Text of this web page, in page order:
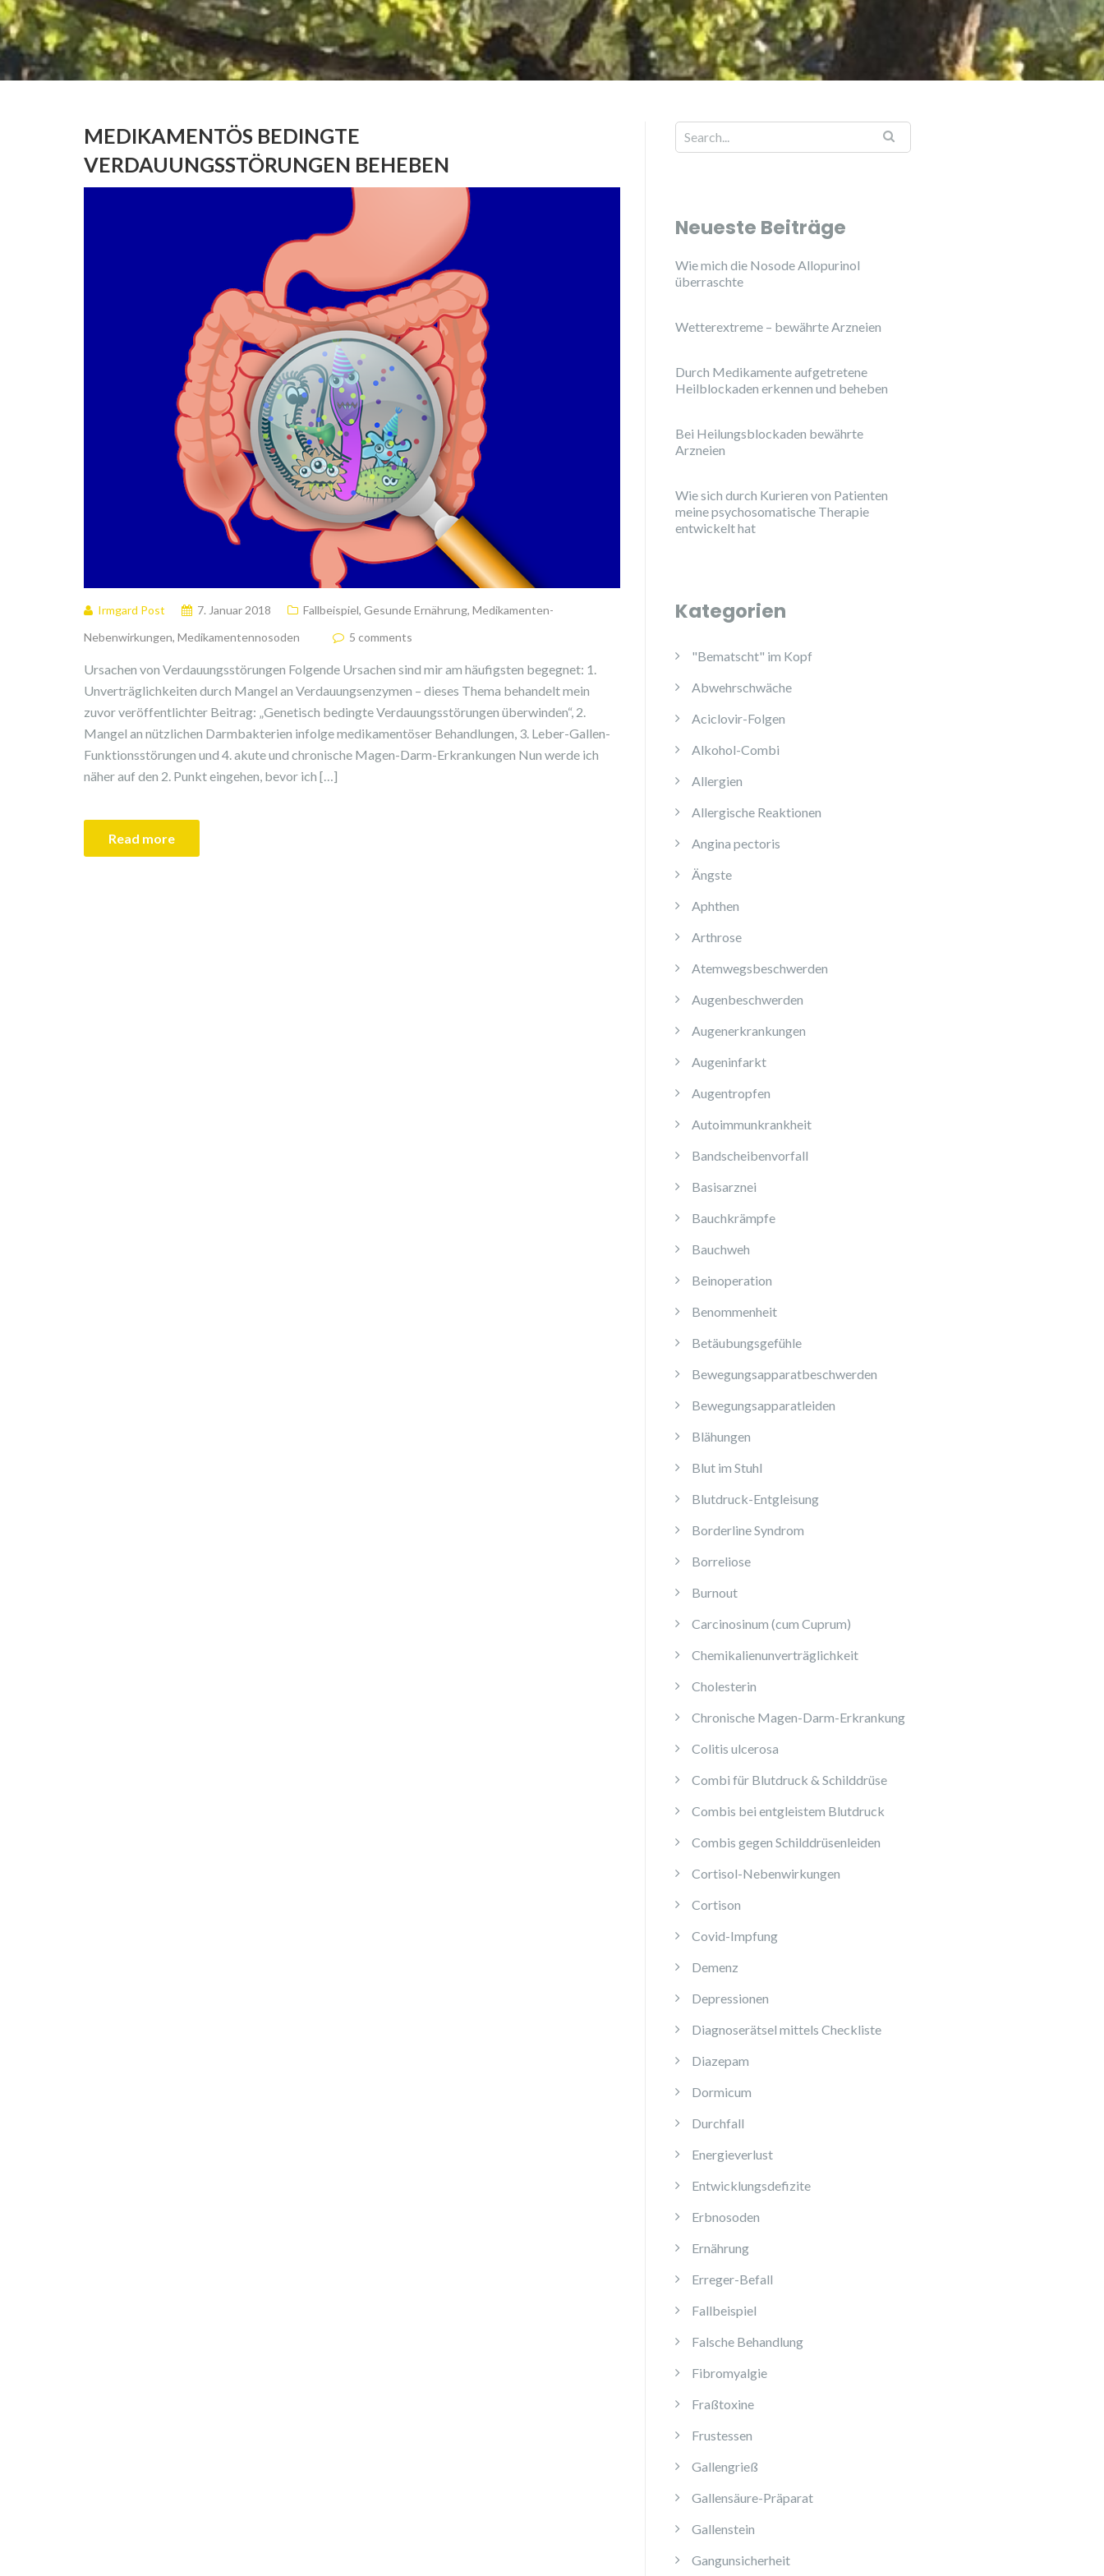
MEDIKAMENTÖS BEDINGTE
VERDAUUNGSSTÖRUNGEN BEHEBEN
Irmgard Post 7. Januar 2018 Fallbeispiel, Gesunde Ernährung, Medikamenten-
Nebenwirkungen, Medikamentennosoden 5 comments
Ursachen von Verdauungsstörungen Folgende Ursachen sind mir am häufigsten begegnet: 1.
Unverträglichkeiten durch Mangel an Verdauungsenzymen – dieses Thema behandelt mein
zuvor veröffentlichter Beitrag: „Genetisch bedingte Verdauungsstörungen überwinden“, 2.
Mangel an nützlichen Darmbakterien infolge medikamentöser Behandlungen, 3. Leber-Gallen-
Funktionsstörungen und 4. akute und chronische Magen-Darm-Erkrankungen Nun werde ich
näher auf den 2. Punkt eingehen, bevor ich […]
Read more
Neueste Beiträge
Wie mich die Nosode Allopurinol
überraschte
Wetterextreme – bewährte Arzneien
Durch Medikamente aufgetretene
Heilblockaden erkennen und beheben
Bei Heilungsblockaden bewährte
Arzneien
Wie sich durch Kurieren von Patienten
meine psychosomatische Therapie
entwickelt hat
Kategorien
"Bematscht" im Kopf
Abwehrschwäche
Aciclovir-Folgen
Alkohol-Combi
Allergien
Allergische Reaktionen
Angina pectoris
Ängste
Aphthen
Arthrose
Atemwegsbeschwerden
Augenbeschwerden
Augenerkrankungen
Augeninfarkt
Augentropfen
Autoimmunkrankheit
Bandscheibenvorfall
Basisarznei
Bauchkrämpfe
Bauchweh
Beinoperation
Benommenheit
Betäubungsgefühle
Bewegungsapparatbeschwerden
Bewegungsapparatleiden
Blähungen
Blut im Stuhl
Blutdruck-Entgleisung
Borderline Syndrom
Borreliose
Burnout
Carcinosinum (cum Cuprum)
Chemikalienunverträglichkeit
Cholesterin
Chronische Magen-Darm-Erkrankung
Colitis ulcerosa
Combi für Blutdruck & Schilddrüse
Combis bei entgleistem Blutdruck
Combis gegen Schilddrüsenleiden
Cortisol-Nebenwirkungen
Cortison
Covid-Impfung
Demenz
Depressionen
Diagnoserätsel mittels Checkliste
Diazepam
Dormicum
Durchfall
Energieverlust
Entwicklungsdefizite
Erbnosoden
Ernährung
Erreger-Befall
Fallbeispiel
Falsche Behandlung
Fibromyalgie
Fraßtoxine
Frustessen
Gallengrieß
Gallensäure-Präparat
Gallenstein
Gangunsicherheit